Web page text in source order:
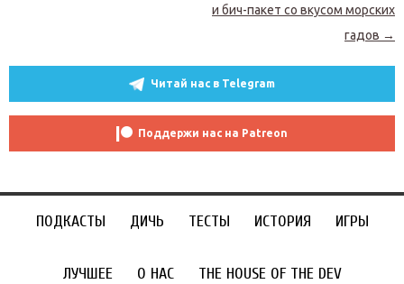
и бич-пакет со вкусом морских
гадов →
Читай нас в Telegram
Поддержи нас на Patreon
ПОДКАСТЫ ДИЧЬ ТЕСТЫ ИСТОРИЯ ИГРЫ
ЛУЧШЕЕ О НАС THE HOUSE OF THE DEV